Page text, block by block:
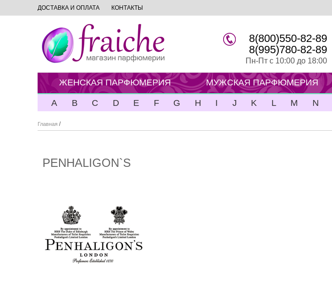
ДОСТАВКА И ОПЛАТА КОНТАКТЫ
8(800)550-82-89
8(995)780-82-89
Пн-Пт с 10:00 до 18:00
ЖЕНСКАЯ ПАРФЮМЕРИЯ МУЖСКАЯ ПАРФЮМЕРИЯ
A B C D E F G H I J K L M N
Главная /
PENHALIGON`S